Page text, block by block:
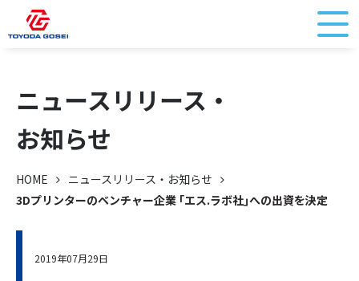
ニュースリリース・
お知らせ
HOME
ニュースリリース・お知らせ
3Dプリンターのベンチャー企業 ｢エス.ラボ社｣への出資を決定
2019年07月29日